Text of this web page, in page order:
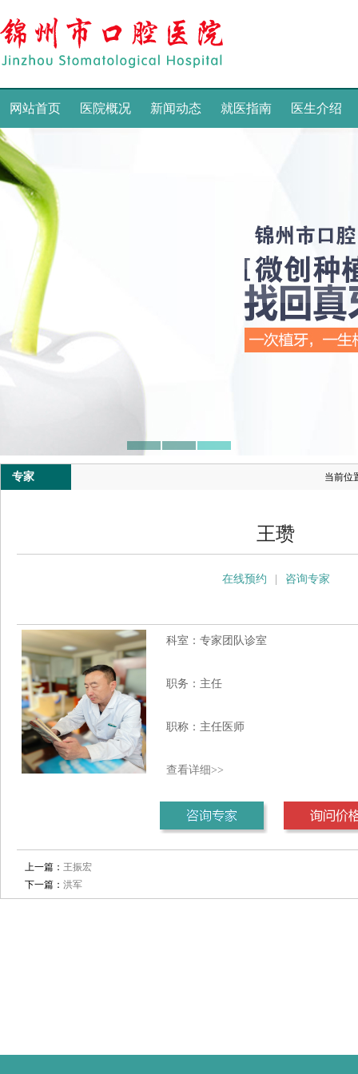
网站首页 医院概况 新闻动态 就医指南 医生介绍
专家 当前位
王瓒
在线预约 咨询专家
科室：专家团队诊室
职务：主任
职称：主任医师
查看详细>>
上一篇： 王振宏
下一篇： 洪军